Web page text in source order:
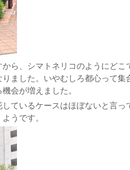
ら、シマトネリコのようにどこ
ました。いやむしろ都心って
会が増えました。
ているケースはほぼないと言っ
うです。